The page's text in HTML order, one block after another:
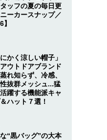
タッフの夏の毎日更
ーカースナップ／
】
にかく涼しい帽子」
ウトドアブランド
れ知らず、冷感、
抜群メッシュ...猛
躍する機能派キャ
ハット７選！
“黒バッグ”の大本